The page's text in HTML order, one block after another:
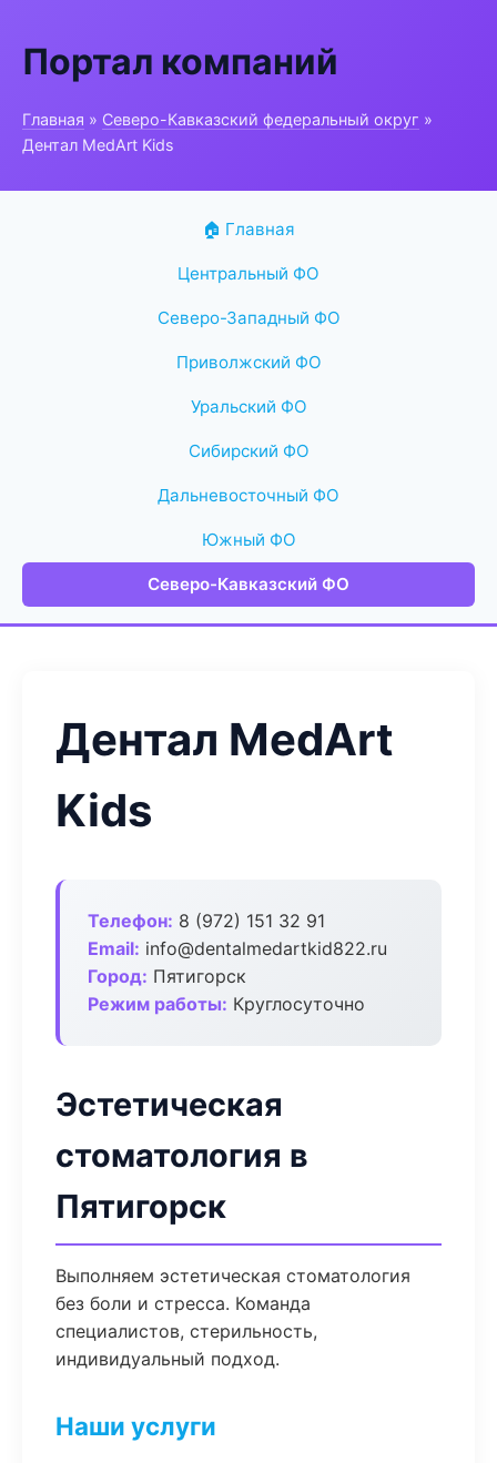
Портал компаний
Главная » Северо-Кавказский федеральный округ »
Дентал MedArt Kids
🏠 Главная
Центральный ФО
Северо-Западный ФО
Приволжский ФО
Уральский ФО
Сибирский ФО
Дальневосточный ФО
Южный ФО
Северо-Кавказский ФО
Дентал MedArt
Kids
Телефон: 8 (972) 151 32 91
Email: info@dentalmedartkid822.ru
Город: Пятигорск
Режим работы: Круглосуточно
Эстетическая
стоматология в
Пятигорск
Выполняем эстетическая стоматология
без боли и стресса. Команда
специалистов, стерильность,
индивидуальный подход.
Наши услуги